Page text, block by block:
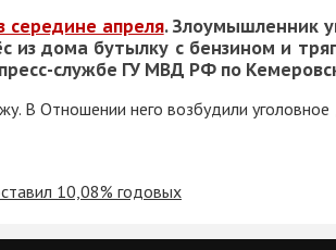
середине апреля. Злоумышленник
из дома бутылку с бензином и
службе ГУ МВД РФ по
В Отношении него возбудили
10,08% годовых